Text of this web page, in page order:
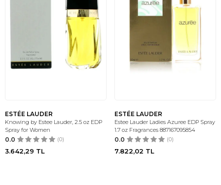
ESTÉE LAUDER
Knowing by Estee Lauder, 2.5 oz EDP
Spray for Women
0.0 (0)
3.642,29 TL
ESTÉE LAUDER
Estee Lauder Ladies Azuree EDP Spray
1.7 oz Fragrances 887167095854
0.0 (0)
7.822,02 TL